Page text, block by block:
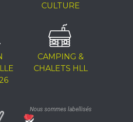
CULTURE
CAMPING &
CHALETS HLL
Nous sommes labellisés